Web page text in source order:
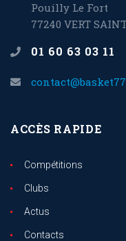
Pouilly Le Fort
77240 VERT
01 60 63 03 11
ACCÈS RAPIDE
Compétitions
Clubs
Actus
Contacts